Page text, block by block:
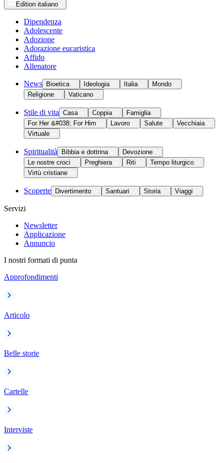
Edition italiano
Dipendenza
Adolescente
Adozione
Adorazione eucaristica
Affido
Allenatore
News Bioetica Ideologia Italia
Mondo
Religione
Vaticano
Stile di vita Casa Coppia
Famiglia
For Her &#038; For Him
Lavoro Salute
Vecchiaia
Virtuale
Spiritualità Bibbia e dottrina
Devozione
Le nostre croci
Preghiera Riti
Tempo liturgico
Virtù cristiane
Scoperte Divertimento Santuari Storia Viaggi
Servizi
Newsletter
Applicazione
Annuncio
I nostri formati di punta
Approfondimenti
Articolo
Belle storie
Cartelle
Interviste